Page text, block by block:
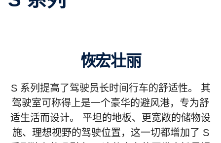
恢宏壮丽
S 系列提高了驾驶员长时间行车的舒适性。 其
驾驶室可称得上是一个豪华的避风港，专为舒
适生活而设计。 平坦的地板、更宽敞的储物设
施、理想视野的驾驶位置，这一切都增加了 S